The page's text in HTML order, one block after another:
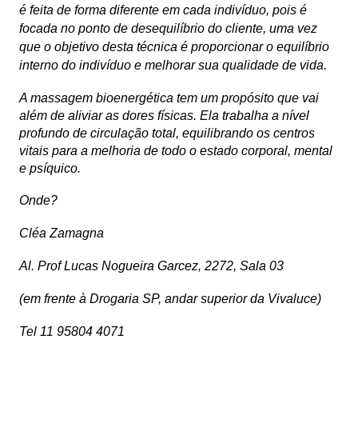
é feita de forma diferente em cada indivíduo, pois é
focada no ponto de desequilíbrio do cliente, uma vez
que o objetivo desta técnica é proporcionar o equilíbrio
interno do indivíduo e melhorar sua qualidade de vida.
A massagem bioenergética tem um propósito que vai
além de aliviar as dores físicas. Ela trabalha a nível
profundo de circulação total, equilibrando os centros
vitais para a melhoria de todo o estado corporal, mental
e psíquico.
Onde?
Cléa Zamagna
Al. Prof Lucas Nogueira Garcez, 2272, Sala 03
(em frente à Drogaria SP, andar superior da Vivaluce)
Tel 11 95804 4071